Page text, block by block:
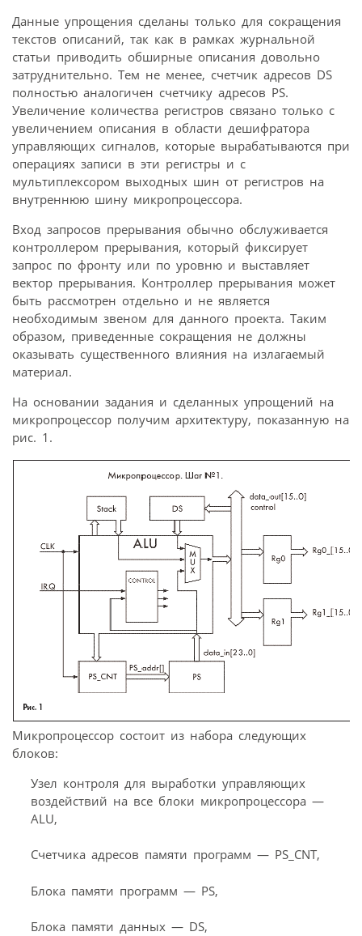
Данные упрощения сделаны только для сокращения
текстов описаний, так как в рамках журнальной
статьи приводить обширные описания довольно
затруднительно. Тем не менее, счетчик адресов DS
полностью аналогичен счетчику адресов PS.
Увеличение количества регистров связано только с
увеличением описания в области дешифратора
управляющих сигналов, которые вырабатываются при
операциях записи в эти регистры и с
мультиплексором выходных шин от регистров на
внутреннюю шину микропроцессора.
Вход запросов прерывания обычно обслуживается
контроллером прерывания, который фиксирует
запрос по фронту или по уровню и выставляет
вектор прерывания. Контроллер прерывания может
быть рассмотрен отдельно и не является
необходимым звеном для данного проекта. Таким
образом, приведенные сокращения не должны
оказывать существенного влияния на излагаемый
материал.
На основании задания и сделанных упрощений на
микропроцессор получим архитектуру, показанную на
рис. 1.
Микропроцессор состоит из набора следующих
блоков:
Узел контроля для выработки управляющих
воздействий на все блоки микропроцессора —
ALU,
Счетчика адресов памяти программ — PS_CNT,
Блока памяти программ — PS,
Блока памяти данных — DS,